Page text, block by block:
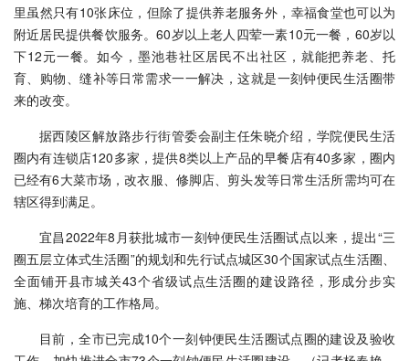
里虽然只有10张床位，但除了提供养老服务外，幸福食堂也可以为
附近居民提供餐饮服务。60岁以上老人四荤一素10元一餐，60岁以
下12元一餐。如今，墨池巷社区居民不出社区，就能把养老、托
育、购物、缝补等日常需求一一解决，这就是一刻钟便民生活圈带
来的改变。
据西陵区解放路步行街管委会副主任朱晓介绍，学院便民生活
圈内有连锁店120多家，提供8类以上产品的早餐店有40多家，圈内
已经有6大菜市场，改衣服、修脚店、剪头发等日常生活所需均可在
辖区得到满足。
宜昌2022年8月获批城市一刻钟便民生活圈试点以来，提出“三
圈五层立体式生活圈”的规划和先行试点城区30个国家试点生活圈、
全面铺开县市城关43个省级试点生活圈的建设路径，形成分步实
施、梯次培育的工作格局。
目前，全市已完成10个一刻钟便民生活圈试点圈的建设及验收